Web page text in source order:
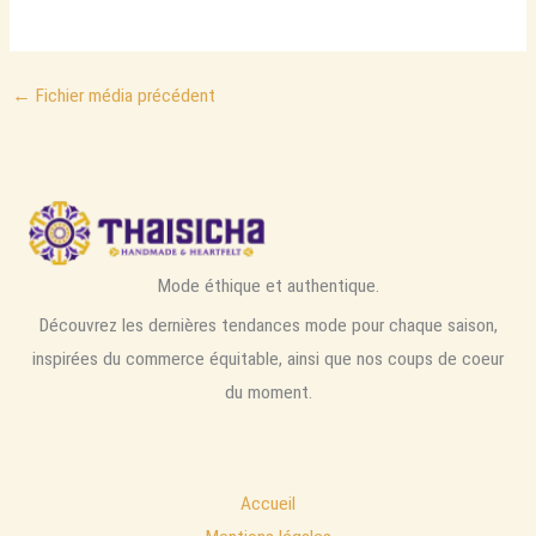
← Fichier média précédent
Mode éthique et authentique.
Découvrez les dernières tendances mode pour chaque saison,
inspirées du commerce équitable, ainsi que nos coups de coeur
du moment.
Accueil